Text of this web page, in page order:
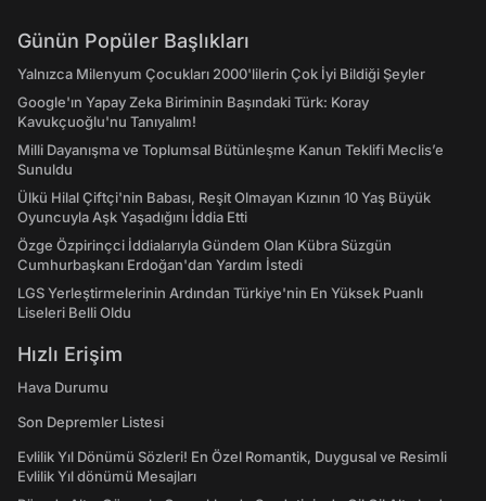
Günün Popüler Başlıkları
Yalnızca Milenyum Çocukları 2000'lilerin Çok İyi Bildiği Şeyler
Google'ın Yapay Zeka Biriminin Başındaki Türk: Koray
Kavukçuoğlu'nu Tanıyalım!
Milli Dayanışma ve Toplumsal Bütünleşme Kanun Teklifi Meclis’e
Sunuldu
Ülkü Hilal Çiftçi'nin Babası, Reşit Olmayan Kızının 10 Yaş Büyük
Oyuncuyla Aşk Yaşadığını İddia Etti
Özge Özpirinçci İddialarıyla Gündem Olan Kübra Süzgün
Cumhurbaşkanı Erdoğan'dan Yardım İstedi
LGS Yerleştirmelerinin Ardından Türkiye'nin En Yüksek Puanlı
Liseleri Belli Oldu
Hızlı Erişim
Hava Durumu
Son Depremler Listesi
Evlilik Yıl Dönümü Sözleri! En Özel Romantik, Duygusal ve Resimli
Evlilik Yıl dönümü Mesajları